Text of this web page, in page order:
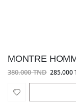
MONTRE
380.000 TND 285.000